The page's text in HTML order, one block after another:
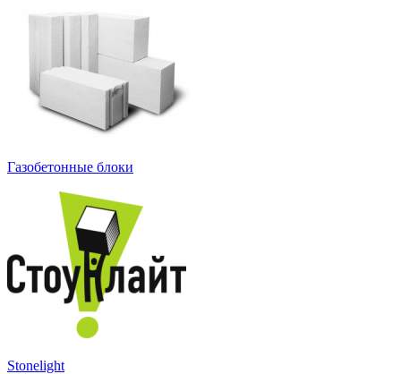
Газобетонные блоки
Stonelight